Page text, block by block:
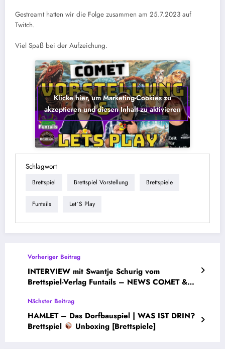
Gestreamt hatten wir die Folge zusammen am 25.7.2023 auf
Twitch.
Viel Spaß bei der Aufzeichung.
Klicke hier, um Marketing-Cookies zu
akzeptieren und diesen Inhalt zu aktivieren
Schlagwort
Brettspiel Brettspiel Vorstellung Brettspiele
Funtails Let`s Play
Vorheriger Beitrag
INTERVIEW mit Swantje Schurig vom
Brettspiel-Verlag Funtails – NEWS COMET &
Nächster Beitrag
HAMLET – Das Dorfbauspiel | WAS IST DRIN?
Brettspiel
Unboxing [Brettspiele]